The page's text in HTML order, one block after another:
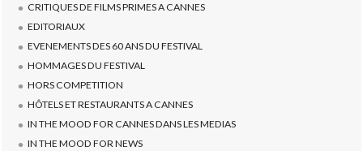
CRITIQUES DE FILMS PRIMES A CANNES
EDITORIAUX
EVENEMENTS DES 60 ANS DU FESTIVAL
HOMMAGES DU FESTIVAL
HORS COMPETITION
HÔTELS ET RESTAURANTS A CANNES
IN THE MOOD FOR CANNES DANS LES MEDIAS
IN THE MOOD FOR NEWS